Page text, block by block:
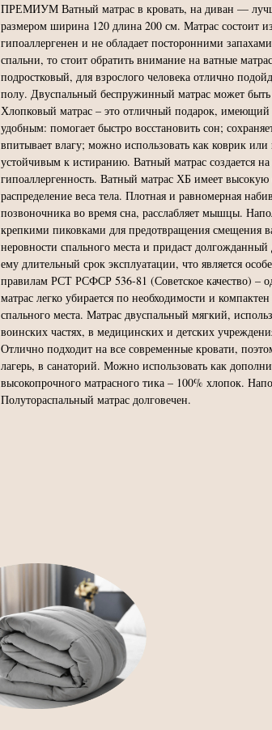
ПРЕМИУМ Ватный матрас в кровать, на диван —
размером ширина 120 длина 200 см. Матрас состоит
гипоаллергенен и не обладает посторонними
спальни, то стоит обратить внимание на ватные
подростковый, для взрослого человека отлично
полу. Двуспальный беспружинный матрас может быть
Хлопковый матрас – это отличный подарок,
удобным: помогает быстро восстановить сон;
впитывает влагу; можно использовать как коврик или
устойчивым к истиранию. Ватный матрас создается на
гипоаллергенность. Ватный матрас ХБ имеет
распределение веса тела. Плотная и равномерная
позвоночника во время сна, расслабляет мышцы.
крепкими пиковками для предотвращения смещения
неровности спального места и придаст
ему длительный срок эксплуатации, что является
правилам РСТ РСФСР 536-81 (Советское качество) –
матрас легко убирается по необходимости и
спального места. Матрас двуспальный мягкий,
воинских частях, в медицинских и детских
Отлично подходит на все современные кровати,
лагерь, в санаторий. Можно использовать как
высокопрочного матрасного тика – 100% хлопок.
Полутораспальный матрас долговечен.